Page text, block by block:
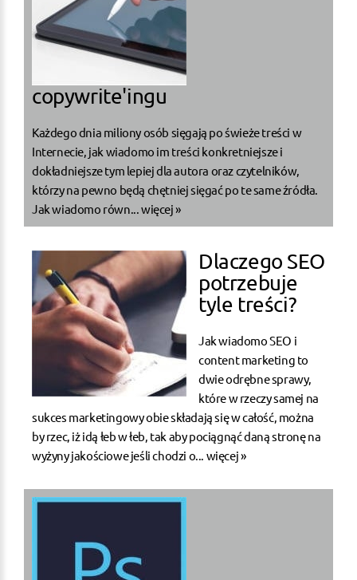
copywrite'ingu
Każdego dnia miliony osób sięgają po świeże treści w
Internecie, jak wiadomo im treści konkretniejsze i
dokładniejsze tym lepiej dla autora oraz czytelników,
którzy na pewno będą chętniej sięgać po te same źródła.
Jak wiadomo równ... więcej »
Dlaczego SEO
potrzebuje
tyle treści?
Jak wiadomo SEO i
content marketing to
dwie odrębne sprawy,
które w rzeczy samej na
sukces marketingowy obie składają się w całość, można
by rzec, iż idą łeb w łeb, tak aby pociągnąć daną stronę na
wyżyny jakościowe jeśli chodzi o... więcej »